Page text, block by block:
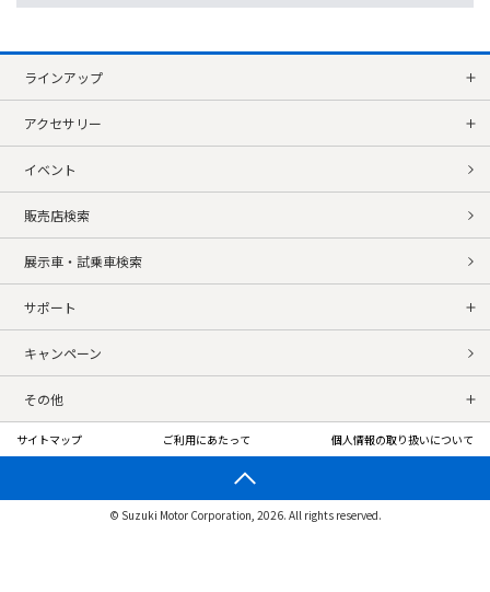
ラインアップ
アクセサリー
イベント
販売店検索
展示車・試乗車検索
サポート
キャンペーン
その他
サイトマップ ご利用にあたって 個人情報の取り扱いについて
© Suzuki Motor Corporation, 2026. All rights reserved.